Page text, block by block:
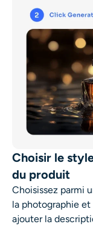
Choisir le
du produit
Choisissez parmi
la photographie
ajouter la